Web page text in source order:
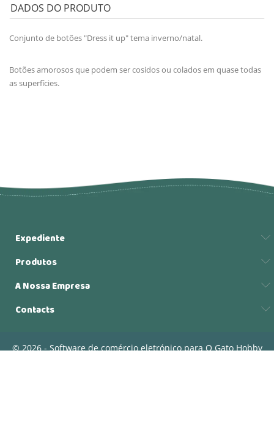
DADOS DO PRODUTO
Conjunto de botões "Dress it up" tema inverno/natal.
Botões amorosos que podem ser cosidos ou colados em quase todas
as superfícies.
Expediente
Produtos
A Nossa Empresa
Contacts
© 2026 - Software de comércio eletrónico para O Gato Hobby